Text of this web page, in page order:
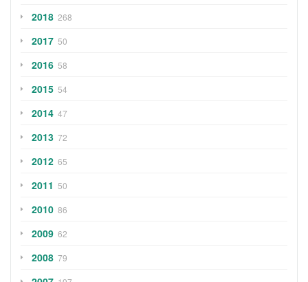
2018 268
2017 50
2016 58
2015 54
2014 47
2013 72
2012 65
2011 50
2010 86
2009 62
2008 79